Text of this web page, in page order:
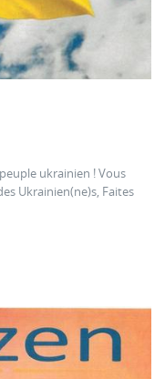
ukrainien ! Vous
Ukrainien(ne)s, Faites